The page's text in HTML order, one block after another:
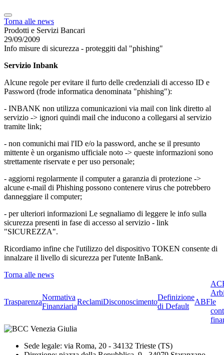
Torna alle news
Prodotti e Servizi Bancari
29/09/2009
Info misure di sicurezza - proteggiti dal "phishing"
Servizio Inbank
Alcune regole per evitare il furto delle credenziali di accesso ID e
Password (frode informatica denominata "phishing"):
- INBANK non utilizza comunicazioni via mail con link diretto al
servizio -> ignori quindi mail che inducono a collegarsi al servizio
tramite link;
- non comunichi mai l'ID e/o la password, anche se il presunto
mittente è un organismo ufficiale noto -> queste informazioni sono
strettamente riservate e per uso personale;
- aggiorni regolarmente il computer a garanzia di protezione ->
alcune e-mail di Phishing possono contenere virus che potrebbero
danneggiare il computer;
- per ulteriori informazioni Le segnaliamo di leggere le info sulla
sicurezza presenti in fase di accesso al servizio - link
"SICUREZZA".
Ricordiamo infine che l'utilizzo del dispositivo TOKEN consente di
innalzare il livello di sicurezza per l'utente InBank.
Torna alle news
Trasparenza
Normativa
Finanziaria
ReclamiDisconoscimento
Definizione
di Default
ABFle
Sede legale: via Roma, 20 - 34132 Trieste (TS)